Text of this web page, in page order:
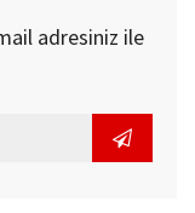
adresiniz ile